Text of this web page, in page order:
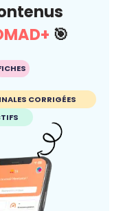
🎯
CORRIGÉES